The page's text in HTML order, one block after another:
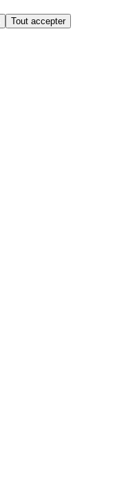
Tout accepter